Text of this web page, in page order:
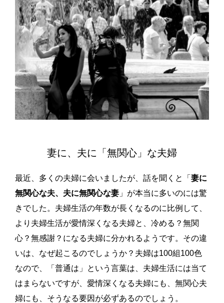
妻に、夫に「無関心」な夫婦
最近、多くの夫婦に会いましたが、話を聞くと「 妻に
無関心な夫、夫に無関心な妻 」が本当に多いのには驚
きでした。夫婦生活の年数が長くなるのに比例して、
より夫婦生活が愛情深くなる夫婦と、冷める？無関
心？無感謝？になる夫婦に分かれるようです。その違
いは、なぜ起こるのでしょうか？夫婦は100組100色
なので、「普通は」という言葉は、夫婦生活には当て
はまらないですが、愛情深くなる夫婦にも、無関心夫
婦にも、そうなる要因が必ずあるのでしょう。